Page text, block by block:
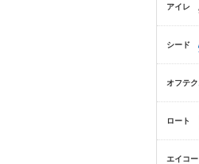
アイレ
シード
オフテク
ロート
エイコー